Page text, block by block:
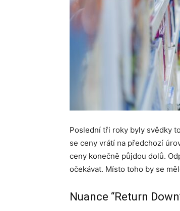
Poslední tři roky byly svědky
se ceny vrátí na předchozí
ceny konečně půjdou dolů.
očekávat. Místo toho by se
Nuance “Return